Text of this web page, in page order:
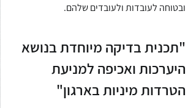
ובטוחה לעובדות ולעובדים שלהם.
"תכנית בדיקה מיוחדת בנושא
היערכות ואכיפה למניעת
הטרדות מיניות בארגון"